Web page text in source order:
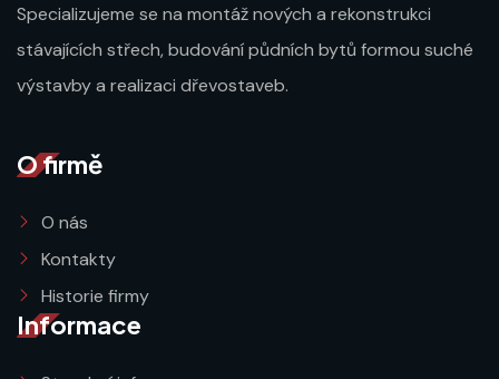
Specializujeme se na montáž nových a rekonstrukci
stávajících střech, budování půdních bytů formou suché
výstavby a realizaci dřevostaveb.
O firmě
O nás
Kontakty
Historie firmy
Informace